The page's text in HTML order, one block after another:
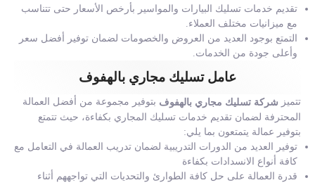
تقديم خدمات تسليك البيارات والمواسير بأرخص الأسعار حتى تتناسب
مع ميزانيات مختلف العملاء.
التمتع بوجود العديد من العروض والخصومات لضمان توفير أفضل سعر
وأعلى جودة من الخدمات.
عامل تسليك مجاري بالهفوف
تتميز شركة تسليك مجاري بالهفوف بتوفير مجموعة من أفضل العمالة
المحترفة لضمان تقديم خدمات تسليك المجاري بكفاءة، حيث تتمتع
بتوفير عمالة يتمتعون بما يلي:
توفير العديد من الدورات التدريبية لضمان تدريب العمالة في التعامل مع
كافة أنواع الانسدادات بكفاءة
قدرة العمالة على حل كافة الطوارئ والتحديات التي تواجههم أثناء